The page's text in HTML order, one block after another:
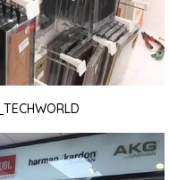
TECHWORLD